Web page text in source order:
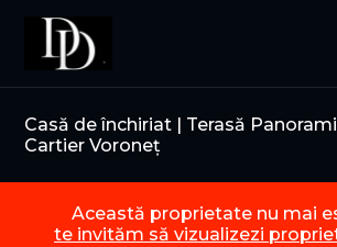
Casă de închiriat | Terasă
Cartier Voroneț
Această proprietate nu mai
te invităm să vizualizezi